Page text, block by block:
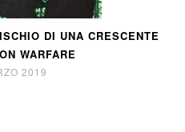
DI UNA CRESCENTE
WARFARE
2019